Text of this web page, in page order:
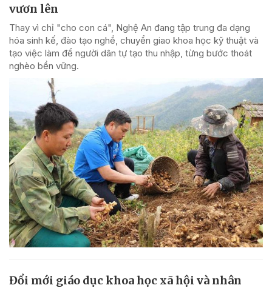
vươn lên
Thay vì chỉ "cho con cá", Nghệ An đang tập trung đa dạng
hóa sinh kế, đào tạo nghề, chuyển giao khoa học kỹ thuật và
tạo việc làm để người dân tự tạo thu nhập, từng bước thoát
nghèo bền vững.
Đổi mới giáo dục khoa học xã hội và nhân